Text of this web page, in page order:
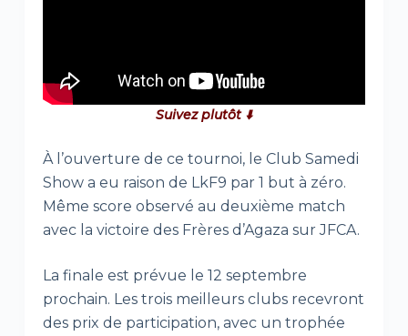
Suivez plutôt ⬇️
À l’ouverture de ce tournoi, le Club Samedi
Show a eu raison de LkF9 par 1 but à zéro.
Même score observé au deuxième match
avec la victoire des Frères d’Agaza sur JFCA.
La finale est prévue le 12 septembre
prochain. Les trois meilleurs clubs recevront
des prix de participation, avec un trophée